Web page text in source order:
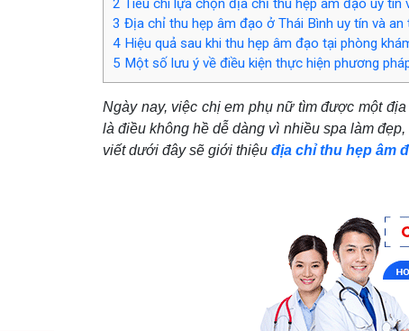
2 Tiêu chí lựa chọn địa chỉ thu hẹp âm đạo uy tín
3 Địa chỉ thu hẹp âm đạo ở Thái Bình uy tín và an
4 Hiệu quả sau khi thu hẹp âm đạo tại phòng
5 Một số lưu ý về điều kiện thực hiện phương
Ngày nay, việc chị em phụ nữ tìm được một
là điều không hề dễ dàng vì nhiều spa làm
viết dưới đây sẽ giới thiệu địa chỉ thu hẹp âm